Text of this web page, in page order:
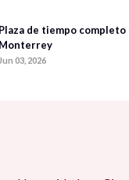
Plaza de tiempo
Monterrey
Jun 03, 2026